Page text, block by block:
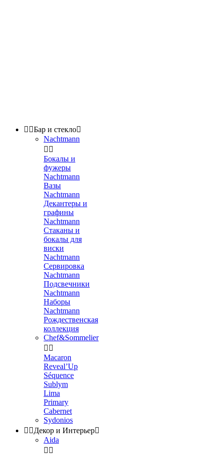
 Бар и стекло
Nachtmann
 
Бокалы и
фужеры
Nachtmann
Вазы
Nachtmann
Декантеры и
графины
Nachtmann
Стаканы и
бокалы для
виски
Nachtmann
Сервировка
Nachtmann
Подсвечники
Nachtmann
Наборы
Nachtmann
Рождественская
коллекция
Chef&Sommelier
 
Macaron
Reveal’Up
Séquence
Sublym
Lima
Primary
Cabernet
Sydonios
 Декор и Интерьер
Aida
 